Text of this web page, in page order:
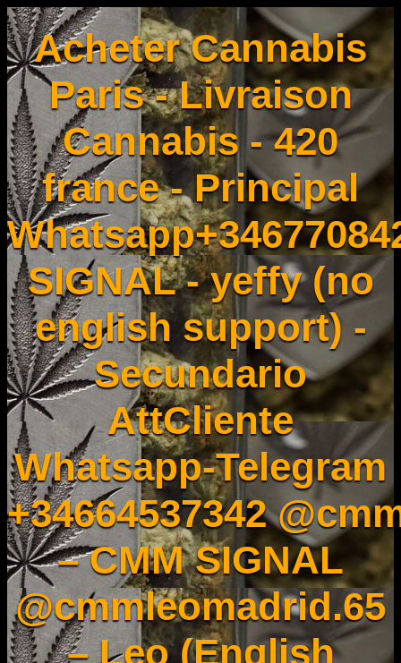
Acheter Cannabis
Paris - Livraison
Cannabis - 420
france - Principal
SIGNAL - yeffy (no
english support) -
Secundario
AttCliente
Whatsapp-Telegram
+34664537342
– CMM SIGNAL
@cmmleomadrid.65
– Leo (English